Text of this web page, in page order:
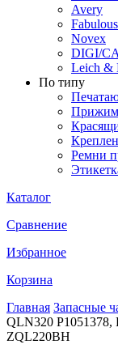
Avery
Fabulous
Novex
DIGI/
Leich &
По типу
Ремни
Каталог
Сравнение
Избранное
Корзина
Главная Запасные
QLN320 P1051378,
ZQL220BH